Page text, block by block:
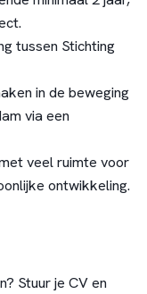
tussen Stichting
in de beweging
via een
veel ruimte voor
ontwikkeling.
Stuur je CV en